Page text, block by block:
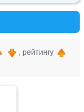
, рейтингу